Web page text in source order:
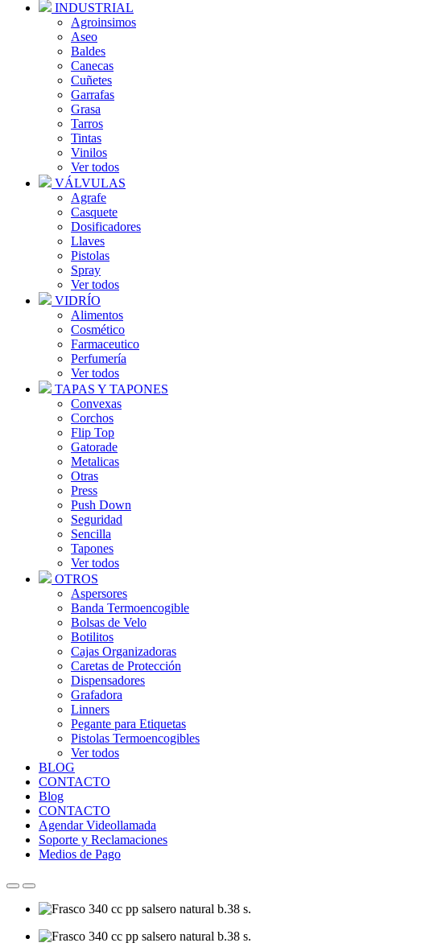
INDUSTRIAL
Agroinsimos
Aseo
Baldes
Canecas
Cuñetes
Garrafas
Grasa
Tarros
Tintas
Vinilos
Ver todos
VÁLVULAS
Agrafe
Casquete
Dosificadores
Llaves
Pistolas
Spray
Ver todos
VIDRÍO
Alimentos
Cosmético
Farmaceutico
Perfumería
Ver todos
TAPAS Y TAPONES
Convexas
Corchos
Flip Top
Gatorade
Metalicas
Otras
Press
Push Down
Seguridad
Sencilla
Tapones
Ver todos
OTROS
Aspersores
Banda Termoencogible
Bolsas de Velo
Botilitos
Cajas Organizadoras
Caretas de Protección
Dispensadores
Grafadora
Linners
Pegante para Etiquetas
Pistolas Termoencogibles
Ver todos
BLOG
CONTACTO
Blog
CONTACTO
Agendar Videollamada
Soporte y Reclamaciones
Medios de Pago